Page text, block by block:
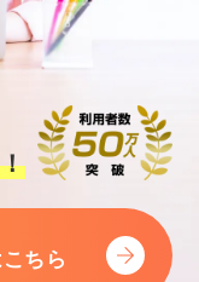
ちら